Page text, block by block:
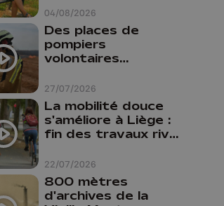
04/08/2026
comme prof que
comme
pharmacienne"
27/07/2026
Des places de
pompiers
volontaires
province de Liège :
"Un citoyen qui
n'est formé ne
peut pas nous
aider"
22/07/2026
La mobilité douce
s'améliore à Liège :
fin des travaux rive
cyclo-piétonnes
Avroy et
Guillemins...
800 mètres
d'archives de la